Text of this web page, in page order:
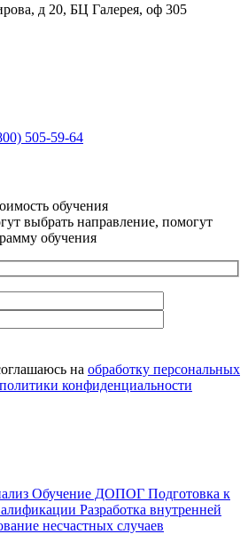
д 20, БЦ Галерея, оф 305
505-59-64
обучения
выбрать направление, помогут
обучения
на обработку персональных
политики конфиденциальности
Обучение ДОПОГ Подготовка к
Разработка внутренней
несчастных случаев